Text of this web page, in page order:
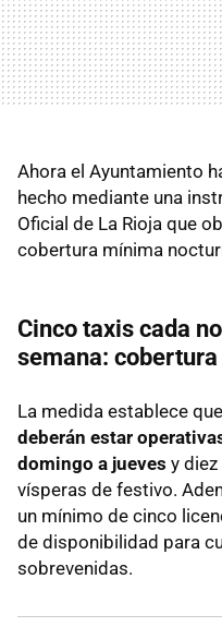
Ahora el Ayuntamiento
hecho mediante una
Oficial de La Rioja que
cobertura mínima
Cinco taxis cada
semana:
La medida establece
deberán estar
domingo a jueves y
vísperas de festivo.
un mínimo de cinco
de disponibilidad para
sobrevenidas.